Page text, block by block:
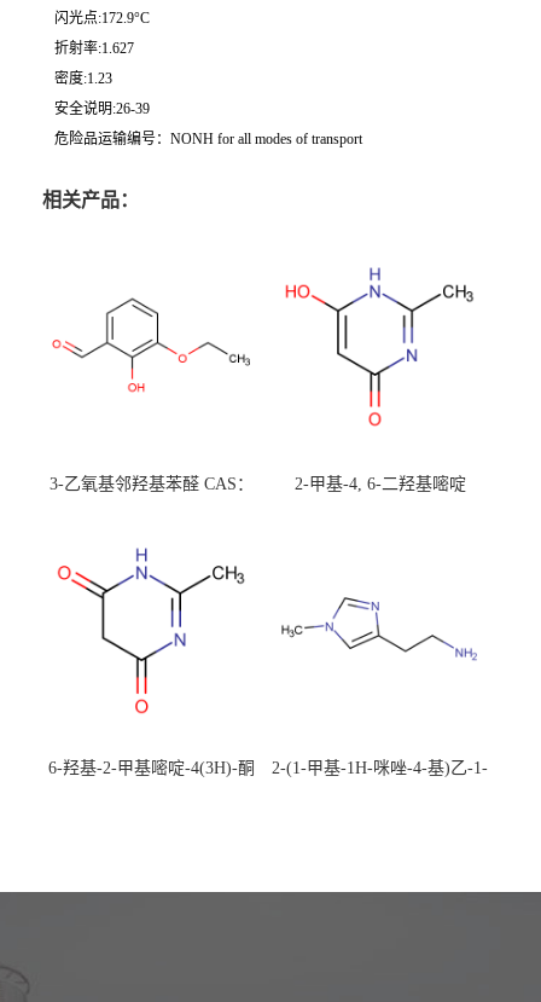
闪光点:172.9°C
折射率:1.627
密度:1.23
安全说明:26-39
危险品运输编号：NONH for all modes of transport
相关产品：
3-乙氧基邻羟基苯醛 CAS：
校可先用后付
2-甲基-4, 6-二羟基嘧啶
6-羟基-2-甲基嘧啶-4(3H)-酮
2-(1-甲基-1H-咪唑-4-基)乙-1-